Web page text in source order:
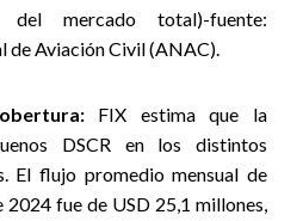
mercado total)-fuente:
de Aviación Civil (ANAC).
FIX estima que la
DSCR en los distintos
El flujo promedio mensual de
2024 fue de USD 25,1 millones,